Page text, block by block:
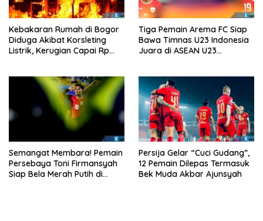
Kebakaran Rumah di Bogor
Diduga Akibat Korsleting
Listrik, Kerugian Capai Rp
Tiga Pemain Arema FC Siap
Bawa Timnas U23 Indonesia
Juara di ASEAN U23
Semangat Membara! Pemain
Persebaya Toni Firmansyah
Siap Bela Merah Putih di
Persija Gelar “Cuci Gudang”,
12 Pemain Dilepas Termasuk
Bek Muda Akbar Ajunsyah